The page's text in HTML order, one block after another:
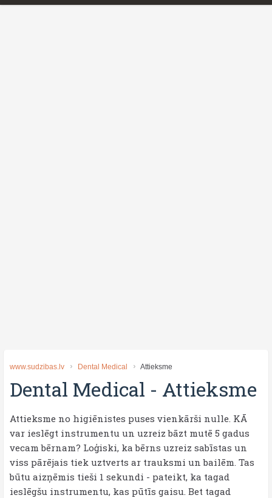
www.sudzibas.lv Dental Medical Attieksme
Dental Medical - Attieksme
Attieksme no higiēnistes puses vienkārši nulle. KĀ
var ieslēgt instrumentu un uzreiz bāzt mutē 5 gadus
vecam bērnam? Loģiski, ka bērns uzreiz sabīstas un
viss pārējais tiek uztverts ar trauksmi un bailēm. Tas
būtu aizņēmis tieši 1 sekundi - pateikt, ka tagad
ieslēgšu instrumentu, kas pūtīs gaisu. Bet tagad